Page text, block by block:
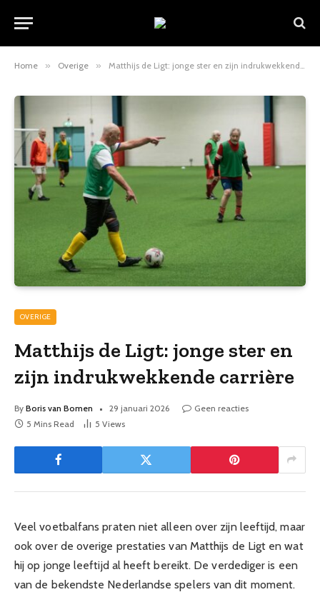
Home » Overige » Matthijs de Ligt: jonge ster en zijn indrukwekkende carrière
OVERIGE
Matthijs de Ligt: jonge ster en
zijn indrukwekkende carrière
By Boris van Bomen 29 januari 2026
Geen reacties
5 Mins Read
5 Views
Veel voetbalfans praten niet alleen over zijn leeftijd, maar
ook over de overige prestaties van Matthijs de Ligt en wat
hij op jonge leeftijd al heeft bereikt. De verdediger is een
van de bekendste Nederlandse spelers van dit moment.